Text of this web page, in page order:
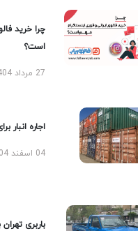
چرا خرید
است؟
27 مرداد 1404
اجاره انبار
04 اسفند 1404
باربری